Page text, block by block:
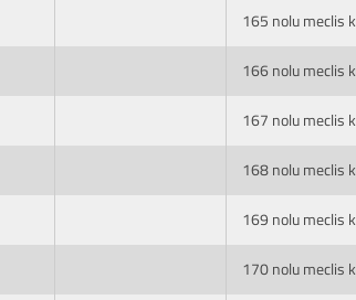
165 nolu meclis
166 nolu meclis
167 nolu meclis
168 nolu meclis
169 nolu meclis
170 nolu meclis